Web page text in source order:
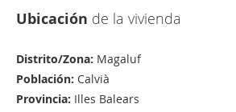
Ubicación de la vivienda
Distrito/Zona: Magaluf
Población: Calvià
Provincia: Illes Balears